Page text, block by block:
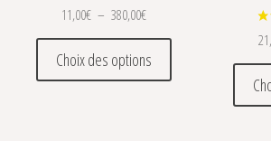
11,00€ – 380,00€Plage de prix : 11,00€ à
Choix des options
Ce produit a